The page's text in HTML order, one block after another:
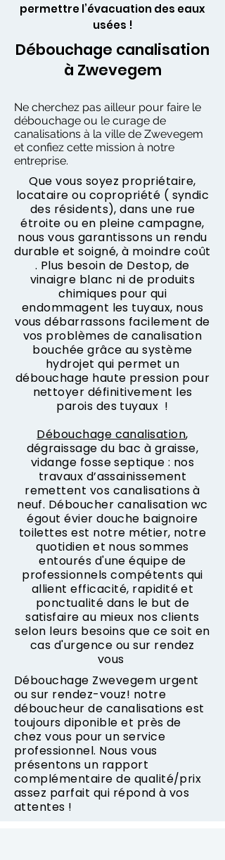
permettre l’évacuation des eaux
usées !
Débouchage canalisation
à Zwevegem
Ne cherchez pas ailleur pour faire le
débouchage ou le curage de
canalisations à la ville de Zwevegem
et confiez cette mission à notre
entreprise.
Que vous soyez propriétaire,
locataire ou copropriété ( syndic
des résidents), dans une rue
étroite ou en pleine campagne,
nous vous garantissons un rendu
durable et soigné, à moindre coût
. Plus besoin de Destop, de
vinaigre blanc ni de produits
chimiques pour qui
endommagent les tuyaux, nous
vous débarrassons facilement de
vos problèmes de canalisation
bouchée grâce au système
hydrojet qui permet un
débouchage haute pression pour
nettoyer définitivement les
parois des tuyaux !
Débouchage canalisation,
dégraissage du bac à graisse,
vidange fosse septique : nos
travaux d’assainissement
remettent vos canalisations à
neuf. Déboucher canalisation wc
égout évier douche baignoire
toilettes est notre métier, notre
quotidien et nous sommes
entourés d'une équipe de
professionnels compétents qui
allient efficacité, rapidité et
ponctualité dans le but de
satisfaire au mieux nos clients
selon leurs besoins que ce soit en
cas d'urgence ou sur rendez
vous
Débouchage Zwevegem urgent
ou sur rendez-vouz! notre
déboucheur de canalisations est
toujours diponible et près de
chez vous pour un service
professionnel. Nous vous
présentons un rapport
complémentaire de qualité/prix
assez parfait qui répond à vos
attentes !